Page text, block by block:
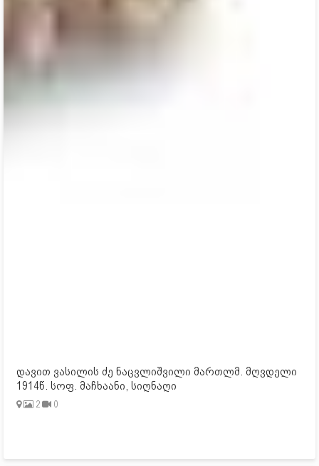
დავით ვასილის ძე ნაცვლიშვილი მართლმ. მღვდელი
1914წ. სოფ. მაჩხაანი, სიღნაღი
2 0